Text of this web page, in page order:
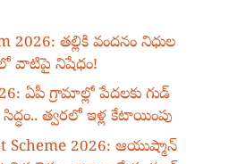
2026: తల్లికి వందనం నిధుల
వాటిపై నిషేధం!
ఏపీ గ్రామాల్లో పేదలకు గుడ్
త్వరలో ఇళ్ల కేటాయింపు
Scheme 2026: ఆయుష్మాన్